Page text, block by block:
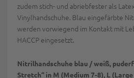
zudem stich- und abriebfester als
Vinylhandschuhe. Blau eingefärbte
werden vorwiegend im Kontakt mit
HACCP eingesetzt.
Nitrilhandschuhe blau / weiß,
Stretch“ in M (Medium 7-8), L